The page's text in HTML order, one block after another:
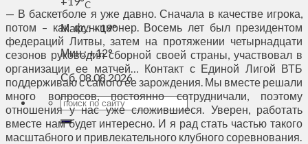
C
Макс.:+19°
Мин.:+12°
Сб, 08.08.2026
— В баскетболе я уже давно. Сначала в качестве игрока,
потом – как функционер. Восемь лет был президентом
федераций Литвы, затем на протяжении четырнадцати
сезонов руководил сборной своей страны, участвовал в
организации ее матчей… Контакт с Единой Лигой ВТБ
поддерживаю с самого ее зарождения. Мы вместе решали
много вопросов, постоянно сотрудничали, поэтому
отношения у нас уже сложившиеся. Уверен, работать
вместе нам будет интересно. И я рад стать частью такого
масштабного и привлекательного клубного соревнования.